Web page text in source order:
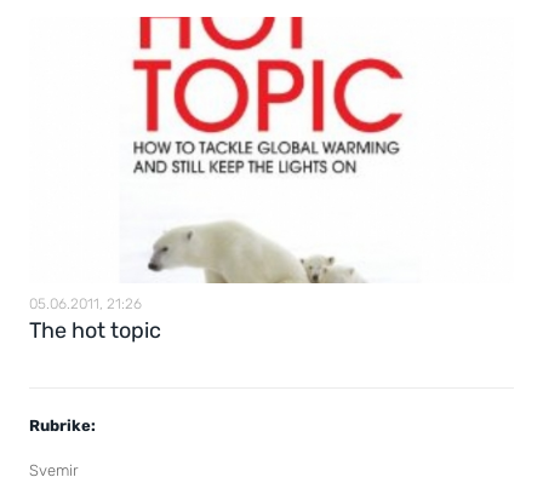
05.06.2011, 21:26
The hot topic
Rubrike:
Svemir